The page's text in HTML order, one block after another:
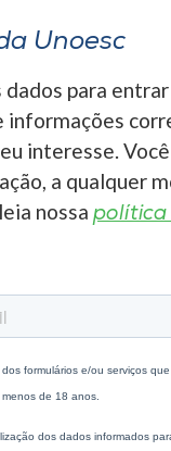
Unoesc
dados para
informações
interesse.
a qualquer
nossa política